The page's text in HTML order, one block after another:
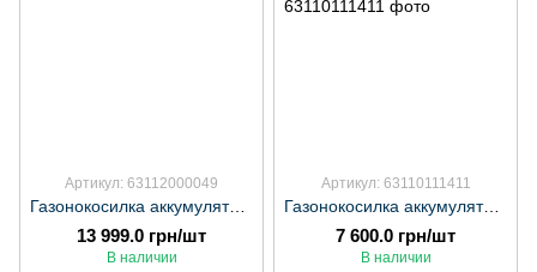
Артикул: 63112000049
Газонокосилка аккумуляторная STIHL RМА 235 Set
13 999.0 грн/шт
В наличии
Артикул: 63110111411
Газонокосилка аккумуляторная STIHL RМА 235 без аккумулятора и ЗП
7 600.0 грн/шт
В наличии